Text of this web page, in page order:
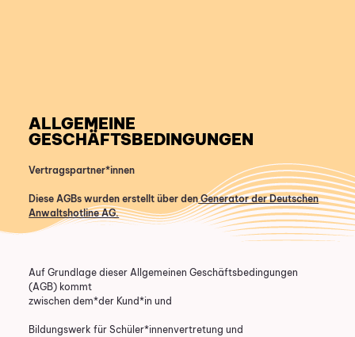
ALLGEMEINE
GESCHÄFTSBEDINGUNGEN
Vertragspartner*innen
Diese AGBs wurden erstellt über denGenerator der Deutschen
Anwaltshotline AG.
Auf Grundlage dieser Allgemeinen Geschäftsbedingungen
(AGB) kommt
zwischen dem*der Kund*in und
Bildungswerk für Schüler*innenvertretung und